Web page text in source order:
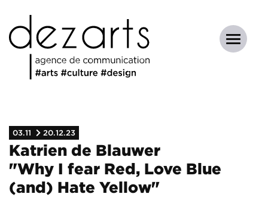
03.11 20.12.23
Katrien de Blauwer
"Why I fear Red, Love Blue
(and) Hate Yellow"